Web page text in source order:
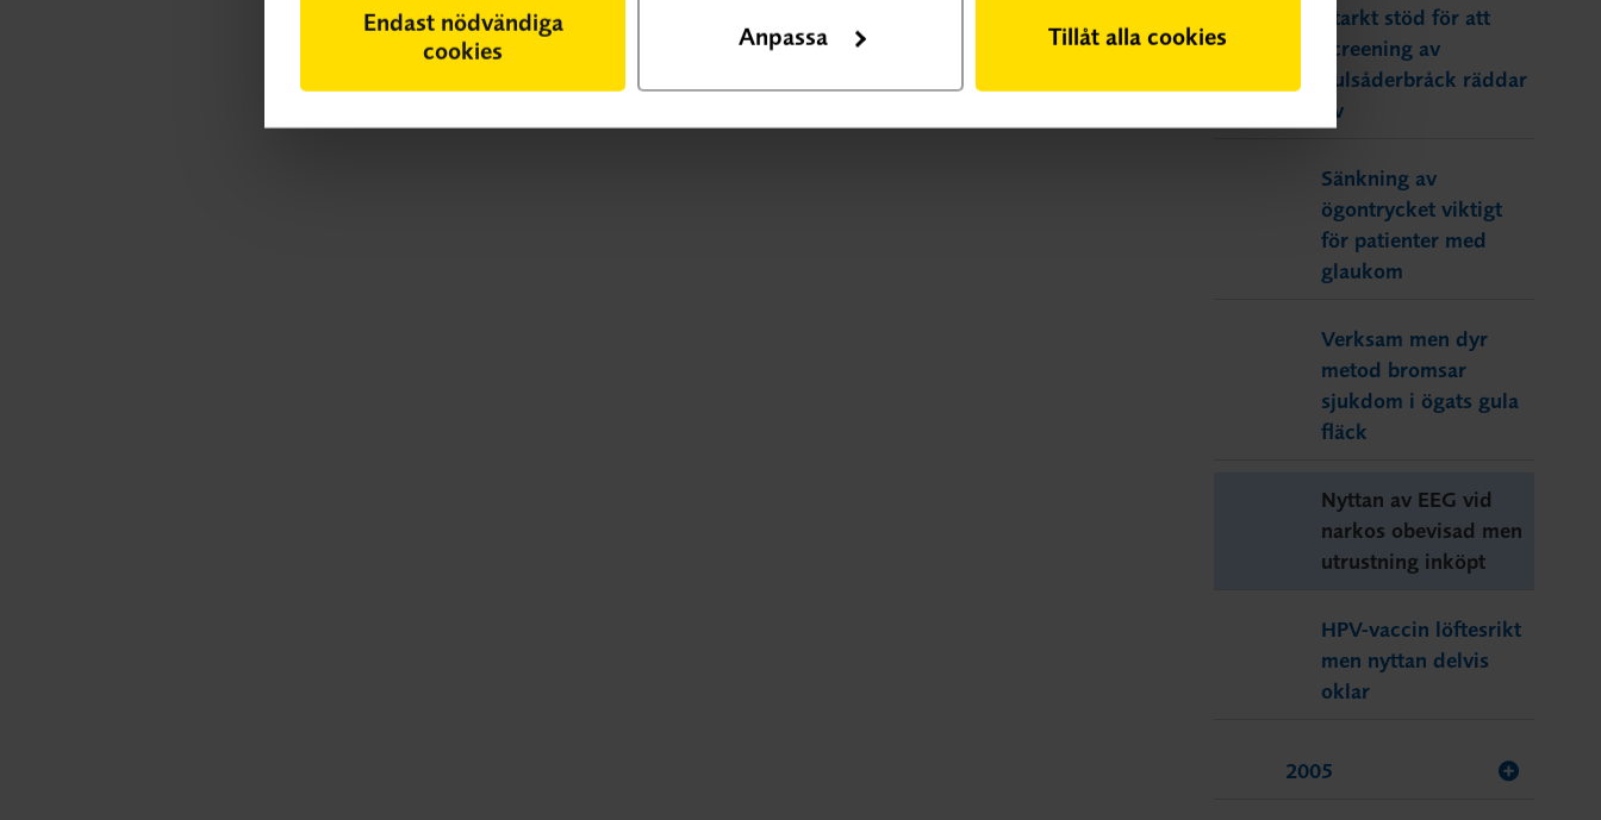
Endast nödvändiga
cookies
Anpassa Tillåt alla cookies
Starkt stöd för att
screening av
pulsåderbråck räddar
liv
Sänkning av
ögontrycket viktigt
för patienter med
glaukom
Verksam men dyr
metod bromsar
sjukdom i ögats gula
fläck
Nyttan av EEG vid
narkos obevisad men
utrustning inköpt
HPV-vaccin löftesrikt
men nyttan delvis
oklar
2005